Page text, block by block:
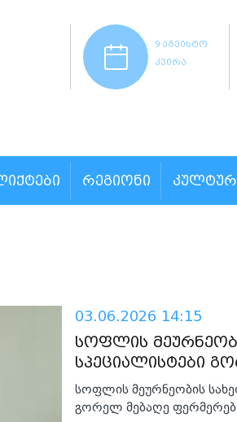
9 აგვისტო
კვირა
ᲠᲔᲒᲘᲝᲜᲘ
03.06.2026 14:15
სოფლის
სპეციალისტები
სოფლის მეურნეობის
გორელ მებაღე